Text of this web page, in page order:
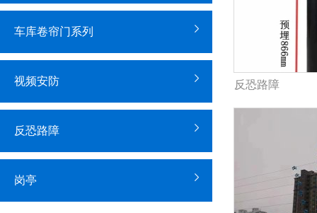
车库卷帘门系列
视频安防
反恐路障
岗亭
反恐路障